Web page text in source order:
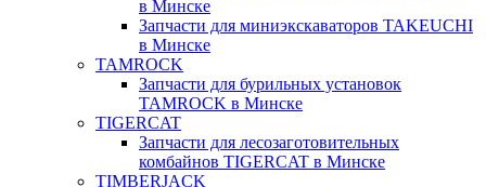
в Минске
Запчасти для миниэкскаваторов TAKEUCHI
в Минске
TAMROCK
Запчасти для бурильных установок
TAMROCK в Минске
TIGERCAT
Запчасти для лесозаготовительных
комбайнов TIGERCAT в Минске
TIMBERJACK